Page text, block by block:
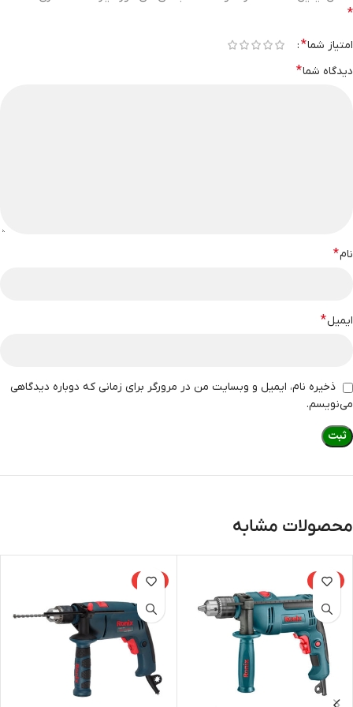
*
امتیاز شما*
دیدگاه شما*
نام*
ایمیل*
ذخیره نام، ایمیل و وبسایت من در مرورگر برای زمانی که دوباره دیدگاهی
می‌نویسم.
محصولات مشابه
-15%
-23%